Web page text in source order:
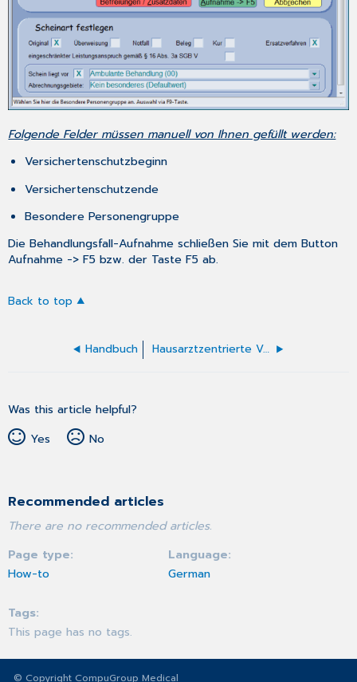
Folgende Felder müssen manuell von Ihnen gefüllt werden:
Versichertenschutzbeginn
Versichertenschutzende
Besondere Personengruppe
Die Behandlungsfall-Aufnahme schließen Sie mit dem Button
Aufnahme -> F5 bzw. der TasteF5 ab.
Back to top
Handbuch Hausarztzentrierte Versorgung (HÄVG)
Was this article helpful?
Yes
No
Recommended articles
There are no recommended articles.
Page type
How-to
Language
German
Tags
This page has no tags.
© Copyright CompuGroup Medical